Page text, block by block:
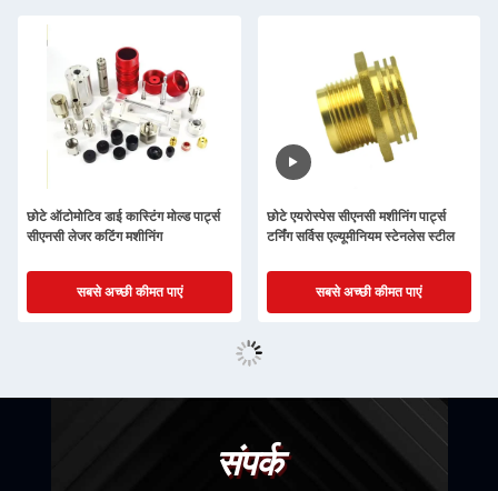
छोटे ऑटोमोटिव डाई कास्टिंग मोल्ड पार्ट्स
सीएनसी लेजर कटिंग मशीनिंग
सबसे अच्छी कीमत पाएं
छोटे एयरोस्पेस सीएनसी मशीनिंग पार्ट्स
टर्निंग सर्विस एल्यूमीनियम स्टेनलेस स्टील
सबसे अच्छी कीमत पाएं
संपर्क